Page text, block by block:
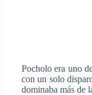
Pocholo era uno
con un solo
dominaba más de